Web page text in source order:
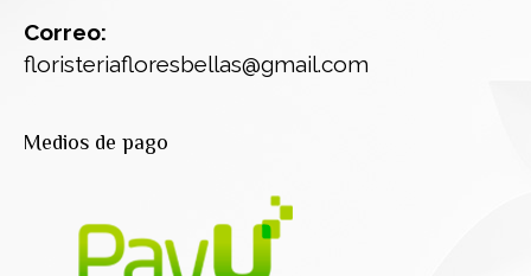
Correo:
floristeriafloresbellas@gmail.com
Medios de pago